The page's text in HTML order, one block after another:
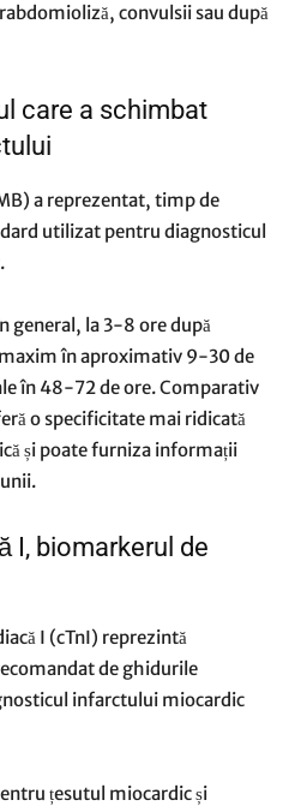
convulsii sau după
care a schimbat
a reprezentat, timp de
utilizat pentru diagnosticul
general, la 3-8 ore după
în aproximativ 9-30 de
în 48-72 de ore. Comparativ
o specificitate mai ridicată
și poate furniza informații
I, biomarkerul de
I (cTnI) reprezintă
de ghidurile
infarctului miocardic
țesutul miocardic și